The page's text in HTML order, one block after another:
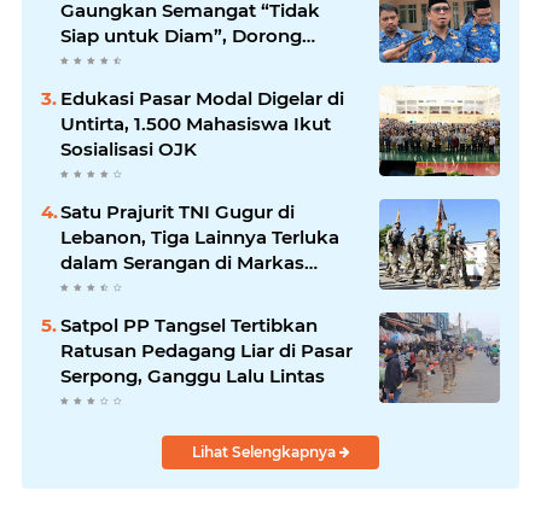
Gaungkan Semangat “Tidak
Siap untuk Diam”, Dorong
Layanan Lebih Responsif
Edukasi Pasar Modal Digelar di
Untirta, 1.500 Mahasiswa Ikut
Sosialisasi OJK
Satu Prajurit TNI Gugur di
Lebanon, Tiga Lainnya Terluka
dalam Serangan di Markas
UNIFIL
Satpol PP Tangsel Tertibkan
Ratusan Pedagang Liar di Pasar
Serpong, Ganggu Lalu Lintas
Lihat Selengkapnya